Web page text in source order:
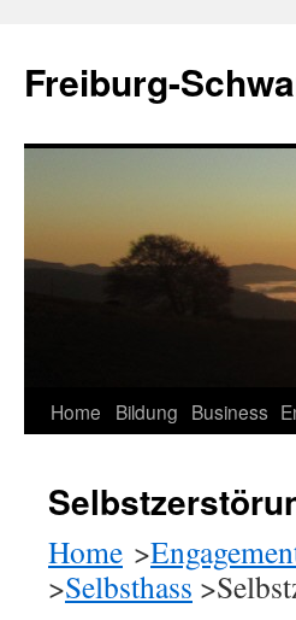
springen
Freiburg-
Home Bildung Business
Home >
>Selbsthass